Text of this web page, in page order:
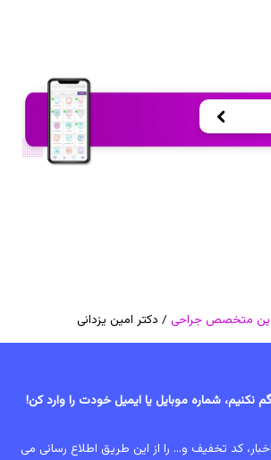
متخصص جراحی / دکتر امین یزدانی
نکنیم، شماره موبایل یا ایمیل خودت را وارد کن!
کد تخفیف و... را از این طریق اطلاع رسانی می